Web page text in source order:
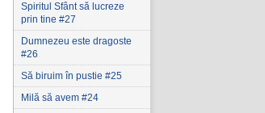
Spiritul Sfânt să lucreze
prin tine #27
Dumnezeu este dragoste
#26
Să biruim în pustie #25
Milă să avem #24